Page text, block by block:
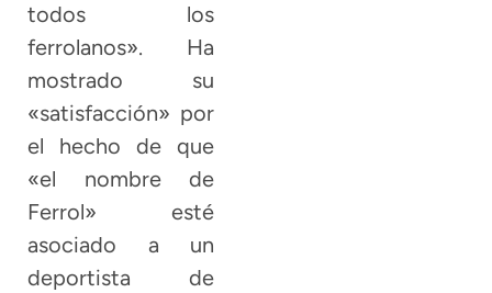
todos los
ferrolanos». Ha
mostrado su
«satisfacción» por
el hecho de que
«el nombre de
Ferrol» esté
asociado a un
deportista de